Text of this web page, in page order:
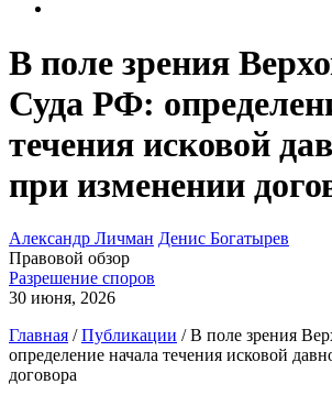
В поле зрения
Суда РФ:
течения исковой
при изменении
Александр Личман Денис Богатырев
Правовой обзор
Разрешение споров
30 июня, 2026
Главная /Публикации /В поле зрения
определение начала течения исковой
договора